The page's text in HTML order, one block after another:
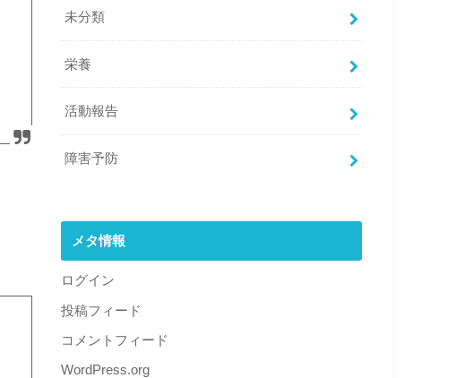
未分類
栄養
活動報告
障害予防
メタ情報
ログイン
投稿フィード
コメントフィード
WordPress.org